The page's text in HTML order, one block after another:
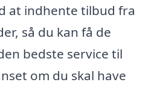
at indhente tilbud fra
så du kan få de
bedste service til
om du skal have